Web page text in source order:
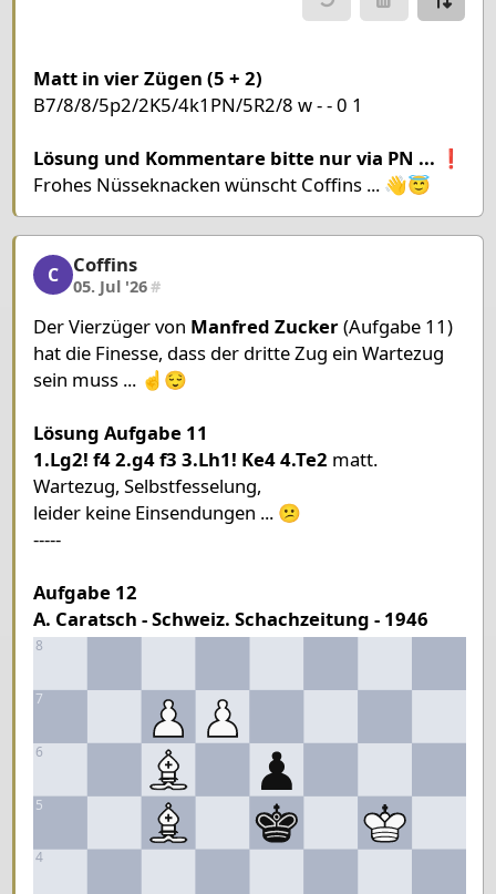
Chessboard as table
a bc de f
8Bishop White
7
6
5
3
King Black
2
Rook White
1
Pieces lists
Pieces White
King c4
Rook f2 Bishop a8 Knight h3
King e3
Pawn f5
Matt in vier Zügen (5 + 2)
B7/8/8/5p2/2K5/4k1PN/5R2/8 w - - 0 1
Lösung und Kommentare bitte nur via PN ... ❗
Frohes Nüsseknacken wünscht Coffins ... 👋😇
Coffins, 7/8, 05. Jul '26
C Coffins
05. Jul '26#
Der Vierzüger von Manfred Zucker(Aufgabe 11)
hat die Finesse, dass der dritte Zug ein Wartezug
sein muss ... ☝️😌
Lösung Aufgabe 11
1.Lg2! f4 2.g4 f3 3.Lh1! Ke4 4.Te2 matt.
Wartezug, Selbstfesselung,
leider keine Einsendungen ... 😕
-----
Aufgabe 12
A. Caratsch - Schweiz. Schachzeitung - 1946
8
7
6
5
4